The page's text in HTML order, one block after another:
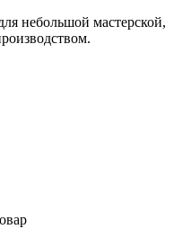
небольшой мастерской,